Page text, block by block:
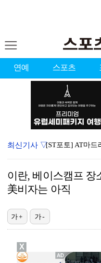
연예 스포츠
[ST포토] AT마드
최신기사 ▽
이란, 베이스캠프
美비자는 아직
가+ 가-
X